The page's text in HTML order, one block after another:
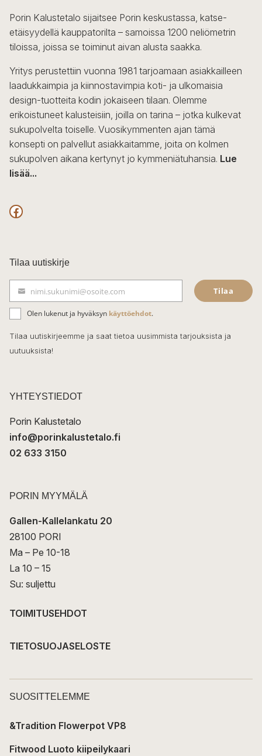
Porin Kalustetalo sijaitsee Porin keskustassa, katse-
etäisyydellä kauppatorilta – samoissa 1200 neliömetrin
tiloissa, joissa se toiminut aivan alusta saakka.
Yritys perustettiin vuonna 1981 tarjoamaan asiakkailleen
laadukkaimpia ja kiinnostavimpia koti- ja ulkomaisia
design-tuotteita kodin jokaiseen tilaan. Olemme
erikoistuneet kalusteisiin, joilla on tarina – jotka kulkevat
sukupolvelta toiselle. Vuosikymmenten ajan tämä
konsepti on palvellut asiakkaitamme, joita on kolmen
sukupolven aikana kertynyt jo kymmeniätuhansia. Lue
lisää...
F
c
e
b
o
o
k
Tilaa uutiskirje
ä
h
k
t
nimi.sukunimi@osoite.com Tilaa
Olen lukenut ja hyväksyn käyttöehdot.
Tilaa uutiskirjeemme ja saat tietoa uusimmista tarjouksista ja
uutuuksista!
YHTEYSTIEDOT
Porin Kalustetalo
info@porinkalustetalo.fi
02 633 3150
PORIN MYYMÄLÄ
Gallen-Kallelankatu 20
28100 PORI
Ma – Pe 10-18
La 10 – 15
Su: suljettu
TOIMITUSEHDOT
TIETOSUOJASELOSTE
SUOSITTELEMME
&Tradition Flowerpot VP8
Fitwood Luoto kiipeilykaari